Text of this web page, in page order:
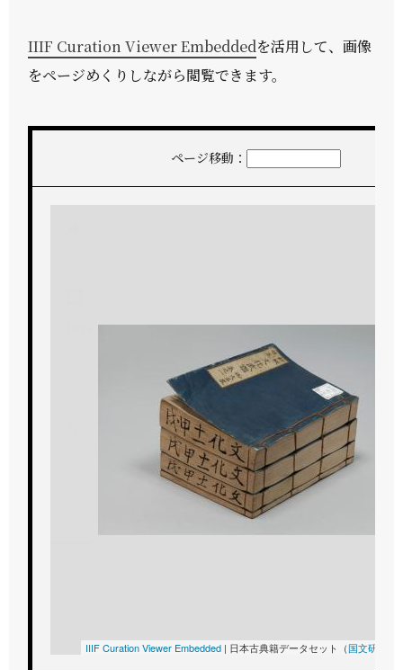
IIIF Curation Viewer Embeddedを活用して、画像
をページめくりしながら閲覧できます。
ページ移動：
IIIF Curation Viewer Embedded | 日本古典籍データセット（国文研